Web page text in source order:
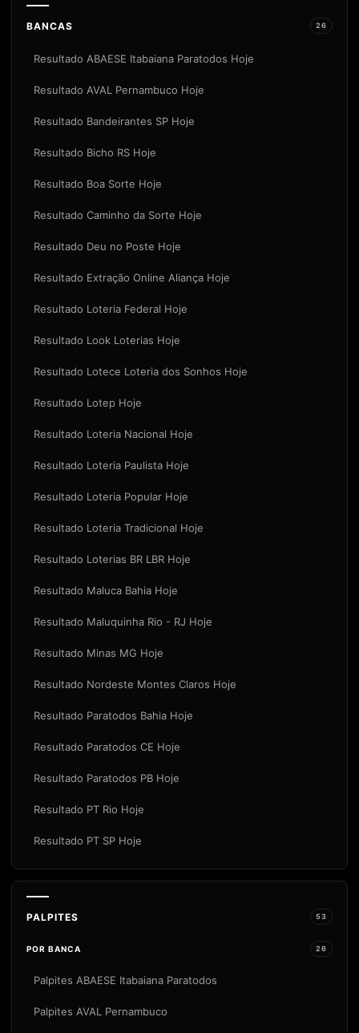
BANCAS 26
Resultado ABAESE Itabaiana Paratodos Hoje
Resultado AVAL Pernambuco Hoje
Resultado Bandeirantes SP Hoje
Resultado Bicho RS Hoje
Resultado Boa Sorte Hoje
Resultado Caminho da Sorte Hoje
Resultado Deu no Poste Hoje
Resultado Extração Online Aliança Hoje
Resultado Loteria Federal Hoje
Resultado Look Loterias Hoje
Resultado Lotece Loteria dos Sonhos Hoje
Resultado Lotep Hoje
Resultado Loteria Nacional Hoje
Resultado Loteria Paulista Hoje
Resultado Loteria Popular Hoje
Resultado Loteria Tradicional Hoje
Resultado Loterias BR LBR Hoje
Resultado Maluca Bahia Hoje
Resultado Maluquinha Rio - RJ Hoje
Resultado Minas MG Hoje
Resultado Nordeste Montes Claros Hoje
Resultado Paratodos Bahia Hoje
Resultado Paratodos CE Hoje
Resultado Paratodos PB Hoje
Resultado PT Rio Hoje
Resultado PT SP Hoje
PALPITES 53
POR BANCA 26
Palpites ABAESE Itabaiana Paratodos
Palpites AVAL Pernambuco